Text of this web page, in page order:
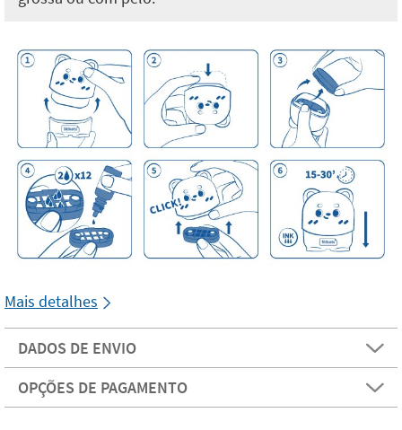
Mais detalhes
DADOS DE ENVIO
OPÇÕES DE PAGAMENTO